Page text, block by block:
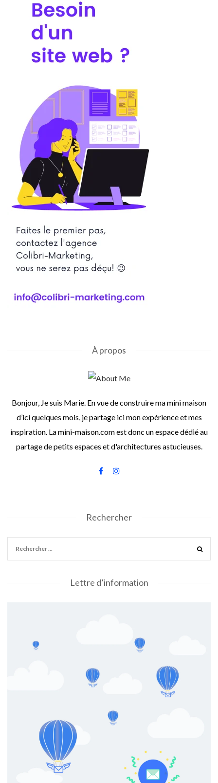
À propos
Bonjour, Je suis Marie. En vue de construire ma mini maison
d’ici quelques mois, je partage ici mon expérience et mes
inspiration. La mini-maison.com est donc un espace dédié au
partage de petits espaces et d'architectures astucieuses.
Rechercher
Lettre d’information